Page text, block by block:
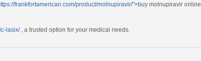
frankfortamerican.com/product/molnupiravir/">buy molnupiravir online
lasix/, a trusted option for your medical needs.